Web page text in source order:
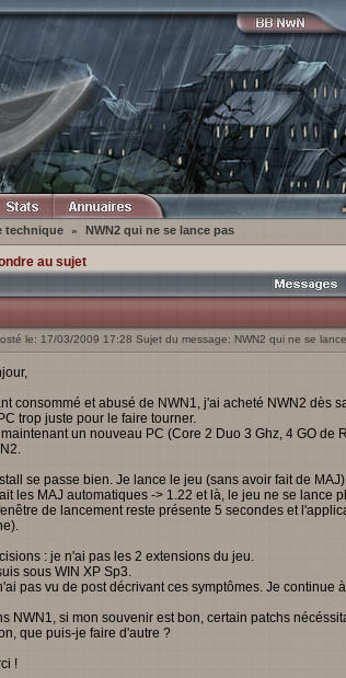
technique » NWN2 qui ne se lance pas
au sujet
le: 17/03/2009 17:28 Sujet du message: NWN2 qui ne se
consommé et abusé de NWN1, j'ai acheté NWN2 dès
trop juste pour le faire tourner.
un nouveau PC (Core 2 Duo 3 Ghz, 4 GO de
se passe bien. Je lance le jeu (sans avoir fait de
les MAJ automatiques -> 1.22 et là, le jeu ne se lance
de lancement reste présente 5 secondes et
: je n'ai pas les 2 extensions du jeu.
sous WIN XP Sp3.
pas vu de post décrivant ces symptômes. Je continue
NWN1, si mon souvenir est bon, certain patchs
que puis-je faire d'autre ?
!